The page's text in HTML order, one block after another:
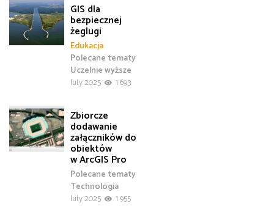
GIS dla
bezpiecznej
żeglugi
Edukacja
Polecane tematy
Uczelnie wyższe
luty 2025
1 693
Zbiorcze
dodawanie
załączników do
obiektów
w ArcGIS Pro
Polecane tematy
Technologia
luty 2025
1 955